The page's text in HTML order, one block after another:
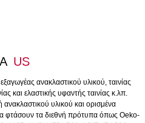
US
ανακλαστικού υλικού, ταινίας
και ελαστικής υφαντής ταινίας κ.λπ.
υλικού και ορισμένα
φτάσουν τα διεθνή πρότυπα όπως Oeko-